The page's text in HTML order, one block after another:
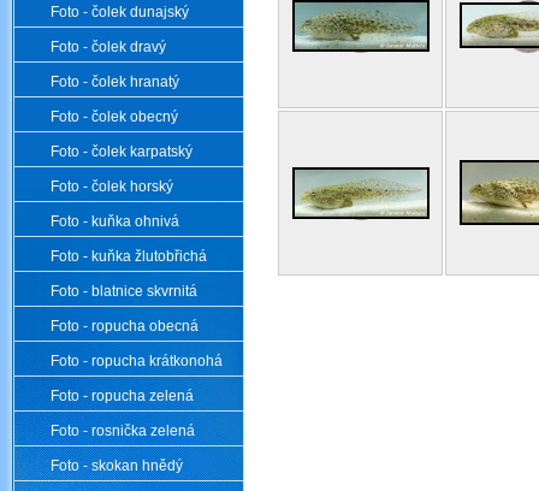
Foto - čolek dunajský
Foto - čolek dravý
Foto - čolek hranatý
Foto - čolek obecný
Foto - čolek karpatský
Foto - čolek horský
Foto - kuňka ohnivá
Foto - kuňka žlutobřichá
Foto - blatnice skvrnitá
Foto - ropucha obecná
Foto - ropucha krátkonohá
Foto - ropucha zelená
Foto - rosnička zelená
Foto - skokan hnědý